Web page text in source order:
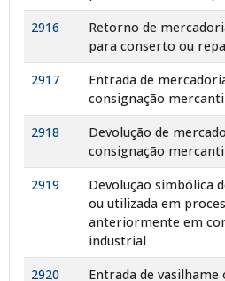
2916
Retorno de
para conserto ou
2917
Entrada de
consignação
2918
Devolução de
consignação
2919
Devolução simbólica
ou utilizada em
anteriormente em
industrial
2920
Entrada de vasilhame